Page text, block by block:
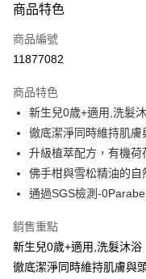
POYA支付
信用卡一次付款
LINE Pay
Apple Pay
街口支付
悠遊付
Google Pay
商品特色
商品編號
11877082
商品特色
新生兒0歲+適用,洗髮
徹底潔淨同時維持肌
升級植萃配方，有機荷
佛手柑與雪松精油的
通過SGS檢測-
銷售重點
新生兒0歲+適用,洗髮沐浴
徹底潔淨同時維持肌膚與